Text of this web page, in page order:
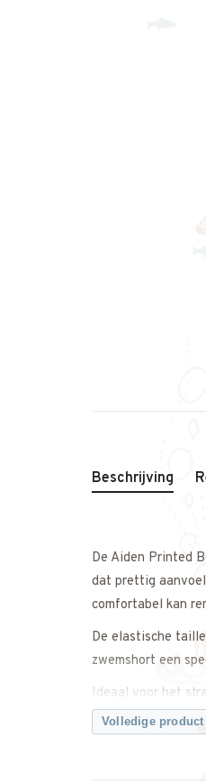
Beschrijving
De Aiden Printed
dat prettig
comfortabel kan
De elastische
zwemshort een
Ideaal voor het
Combineer met
Volledige